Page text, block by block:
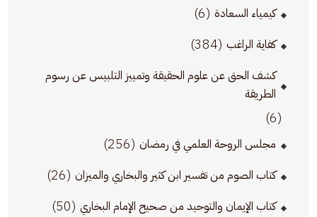
كيمياء السعادة (6)
كفاية الراغب (384)
كشف الحق عن علوم الحقيقة وتمييز التلبيس عن رسوم
الطريقة
(6)
مجلس الروحة العلمي في رمضان (256)
كتاب الصوم من تفسير ابن كثير والبخاري والميزان (26)
كتاب الإيمان والتوحيد من صحيح الإمام البخاري (50)